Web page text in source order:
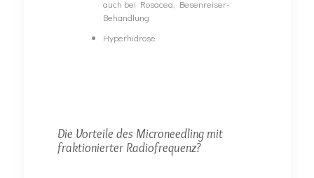
auch bei Rosacea, Besenreiser-
Behandlung
Hyperhidrose
Die Vorteile des Microneedling mit
fraktionierter Radiofrequenz?